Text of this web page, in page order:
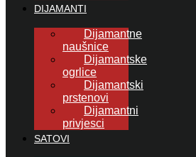
DIJAMANTI
Dijamantne
naušnice
Dijamantske
ogrlice
Dijamantski
prstenovi
Dijamantni
privjesci
SATOVI